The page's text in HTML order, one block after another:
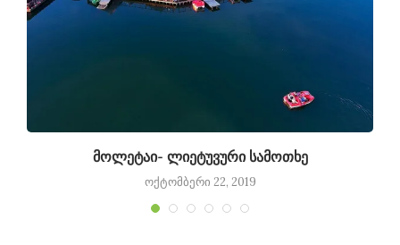
მოლეტაი- ლიეტუვური სამოთხე
ოქტომბერი 22, 2019